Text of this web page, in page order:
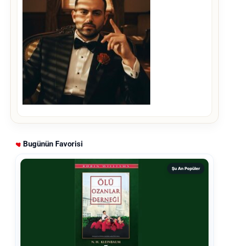
Bugünün Favorisi
Şu An Popüler